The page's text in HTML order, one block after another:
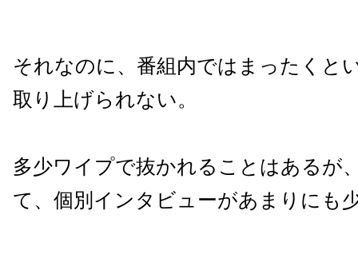
それなのに、番組内ではまったくと
取り上げられない。
多少ワイプで抜かれることはあるが
て、個別インタビューがあまりにも